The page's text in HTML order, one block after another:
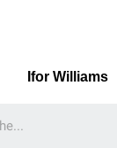
Ifor Williams